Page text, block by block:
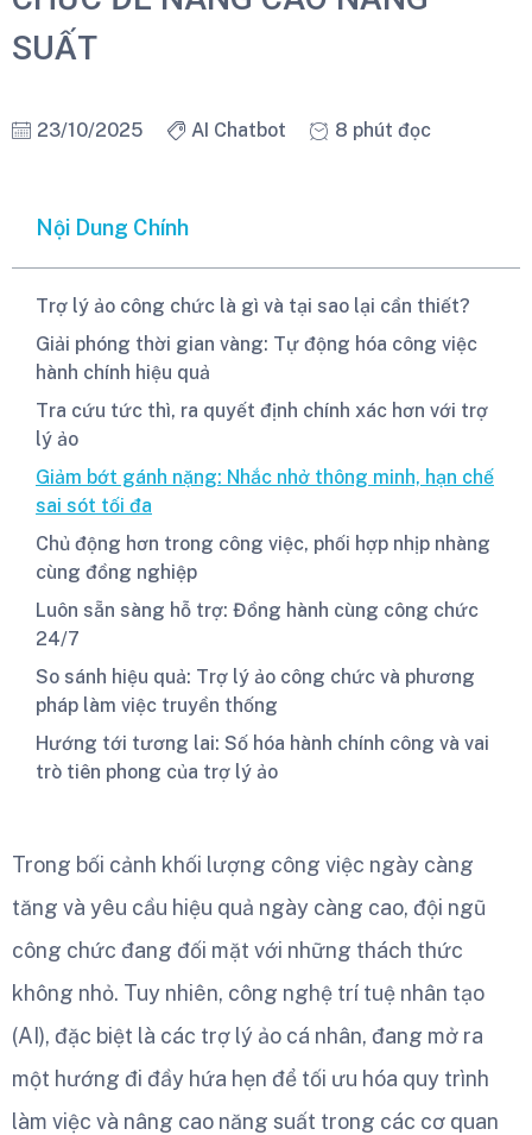
SUẤT
23/10/2025 AI Chatbot 8 phút đọc
Nội Dung Chính
Trợ lý ảo công chức là gì và tại sao lại cần thiết?
Giải phóng thời gian vàng: Tự động hóa công việc
hành chính hiệu quả
Tra cứu tức thì, ra quyết định chính xác hơn với trợ
lý ảo
Giảm bớt gánh nặng: Nhắc nhở thông minh, hạn chế
sai sót tối đa
Chủ động hơn trong công việc, phối hợp nhịp nhàng
cùng đồng nghiệp
Luôn sẵn sàng hỗ trợ: Đồng hành cùng công chức
24/7
So sánh hiệu quả: Trợ lý ảo công chức và phương
pháp làm việc truyền thống
Hướng tới tương lai: Số hóa hành chính công và vai
trò tiên phong của trợ lý ảo
Trong bối cảnh khối lượng công việc ngày càng
tăng và yêu cầu hiệu quả ngày càng cao, đội ngũ
công chức đang đối mặt với những thách thức
không nhỏ. Tuy nhiên, công nghệ trí tuệ nhân tạo
(AI), đặc biệt là các trợ lý ảo cá nhân, đang mở ra
một hướng đi đầy hứa hẹn để tối ưu hóa quy trình
làm việc và nâng cao năng suất trong các cơ quan